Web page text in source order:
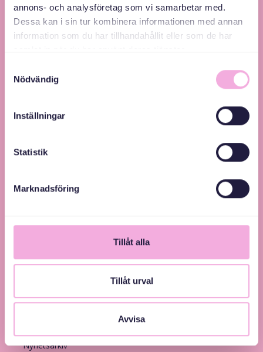
annons- och analysföretag som vi samarbetar med.
Dessa kan i sin tur kombinera informationen med annan
information som du har tillhandahållit eller som de har
Nödvändig
Inställningar
Statistik
Marknadsföring
Tillåt alla
Tillåt urval
Avvisa
Svenska med baby – Föräldraträffar för jämlikhet
och inkludering.
Länkar
Nyhetsarkiv